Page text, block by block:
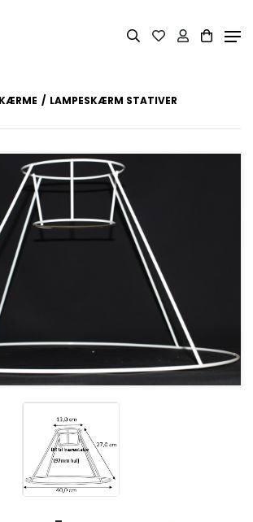
LAMPESKÆRM STATIVER